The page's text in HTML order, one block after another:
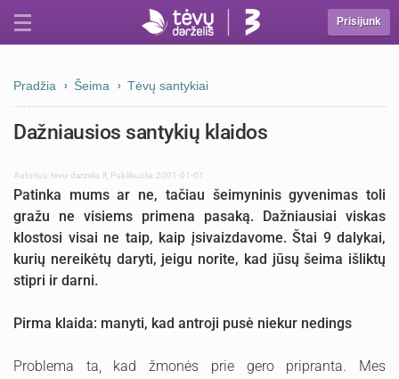
Prisijunk
Pradžia Šeima Tėvų santykiai
Dažniausios santykių klaidos
Autorius:tevu-darzelis.lt Publikuota: 2001-01-01
Patinka mums ar ne, tačiau šeimyninis gyvenimas toli
gražu ne visiems primena pasaką. Dažniausiai viskas
klostosi visai ne taip, kaip įsivaizdavome. Štai 9 dalykai,
kurių nereikėtų daryti, jeigu norite, kad jūsų šeima išliktų
stipri ir darni.
Pirma klaida: manyti, kad antroji pusė niekur nedings
Problema ta, kad žmonės prie gero pripranta. Mes